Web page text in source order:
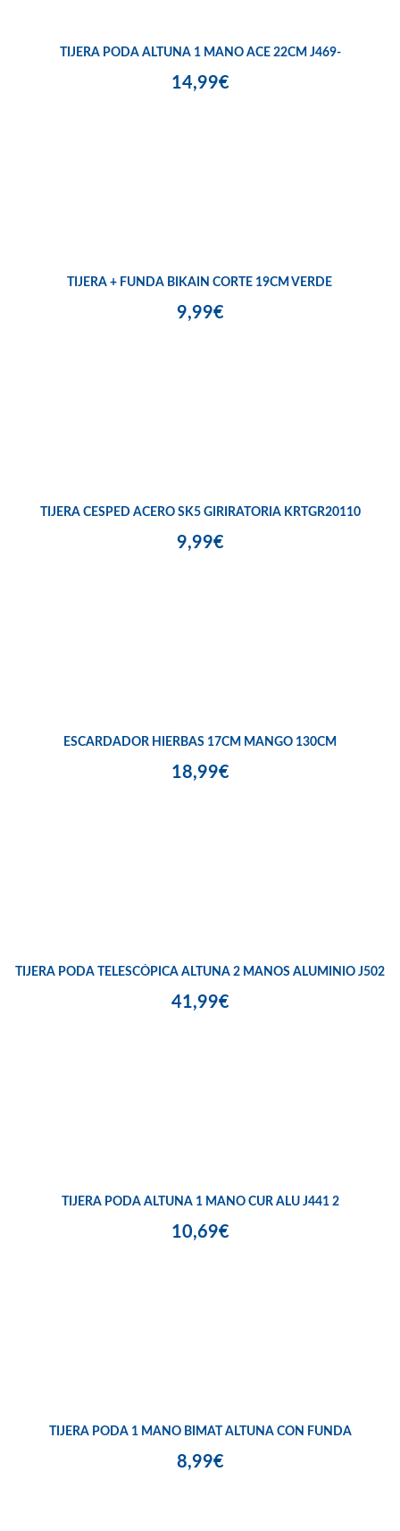
TIJERA PODA ALTUNA 1 MANO ACE 22CM J469-
14,99€
TIJERA + FUNDA BIKAIN CORTE 19CM VERDE
9,99€
TIJERA CESPED ACERO SK5 GIRIRATORIA KRTGR20110
9,99€
ESCARDADOR HIERBAS 17CM MANGO 130CM
18,99€
TIJERA PODA TELESCÓPICA ALTUNA 2 MANOS ALUMINIO J502
41,99€
TIJERA PODA ALTUNA 1 MANO CUR ALU J441 2
10,69€
TIJERA PODA 1 MANO BIMAT ALTUNA CON FUNDA
8,99€